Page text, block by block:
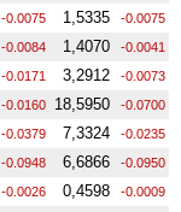
-0.0075 1,5335 -0.0075
-0.0084 1,4070 -0.0041
-0.0171 3,2912 -0.0073
-0.0160 18,5950 -0.0700
-0.0379 7,3324 -0.0235
-0.0948 6,6866 -0.0950
-0.0026 0,4598 -0.0009